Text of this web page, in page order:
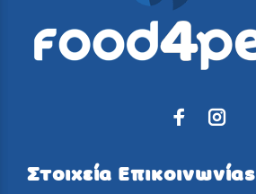
Στοιχεία Επικοινωνίας